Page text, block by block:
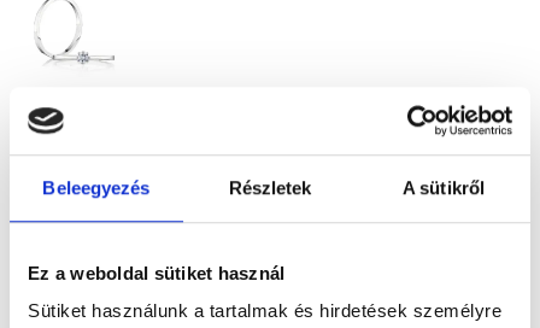
Beleegyezés Részletek A sütikről
Ez a weboldal sütiket használ
Sütiket használunk a tartalmak és hirdetések személyre
FLÓRA
379.300Ft-
tól
eljegyzési
gyűrű 0,17ct